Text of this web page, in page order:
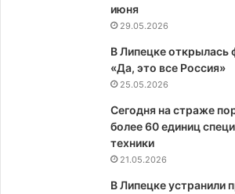
июня
29.05.2026
В Липецке открылась
«Да, это все Россия»
25.05.2026
Сегодня на страже
более 60 единиц
техники
21.05.2026
В Липецке устранили